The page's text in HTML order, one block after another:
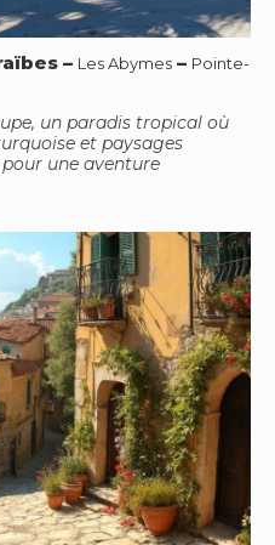
– Les Abymes – Pointe-
un paradis tropical où
et paysages
une aventure